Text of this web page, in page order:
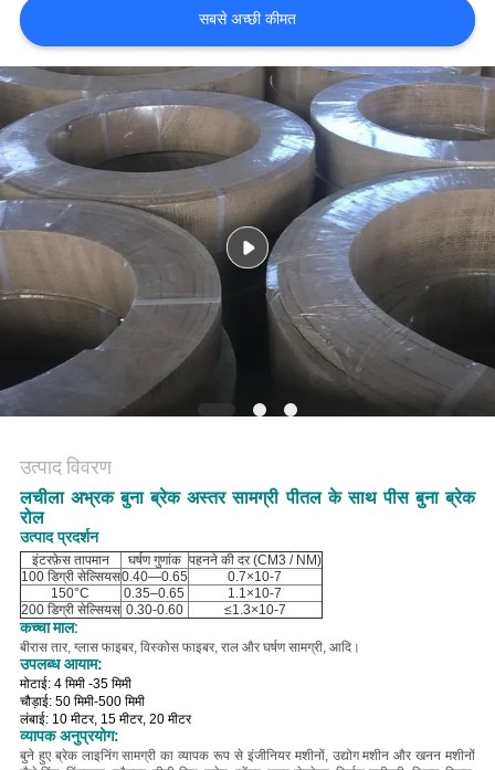
उद्धरण
की
विनती
करे
साइटमैप
PRIVACY
POLICY
सबसे अच्छी कीमत
उत्पाद विवरण
लचीला अभ्रकबुना ब्रेक अस्तर सामग्री पीतल के साथ पीस बुना ब्रेक
रोल
उत्पाद प्रदर्शन
इंटरफ़ेस तापमान घर्षण गुणांक पहनने की दर (CM3 / NM)
100 डिग्री सेल्सियस0.40—0.65
0.7×10-7
150°C
0.35–0.65
1.1×10-7
200 डिग्री सेल्सियस 0.30-0.60 ≤1.3×10-7
कच्चा माल:
बीरास तार, ग्लास फाइबर, विस्कोस फाइबर, राल और घर्षण सामग्री, आदि।
उपलब्ध आयाम:
मोटाई: 4 मिमी -35 मिमी
चौड़ाई: 50 मिमी-500 मिमी
लंबाई: 10 मीटर, 15 मीटर, 20 मीटर
व्यापक अनुप्रयोग:
बुने हुए ब्रेक लाइनिंग सामग्री का व्यापक रूप से इंजीनियर मशीनों, उद्योग मशीन और खनन मशीनों